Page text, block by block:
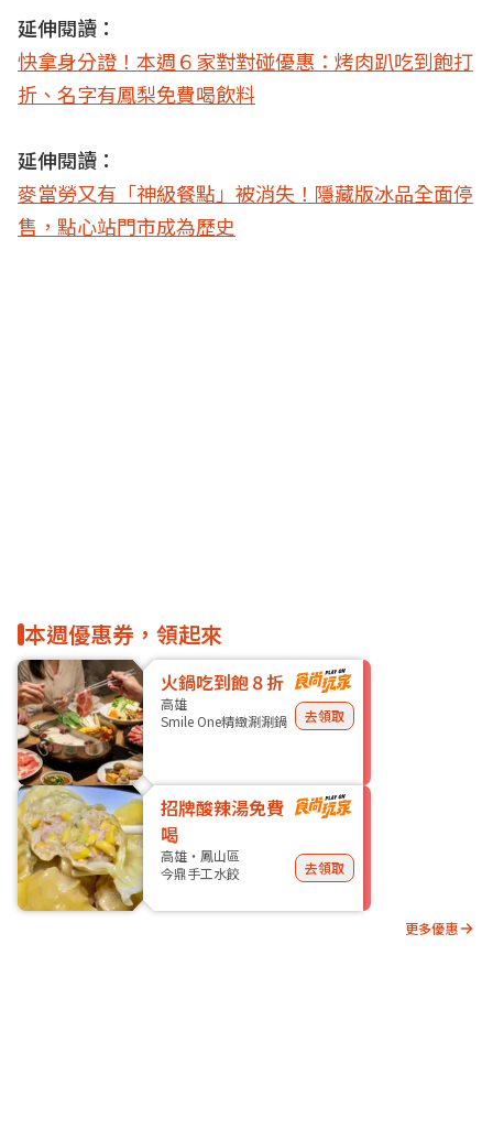
延伸閱讀：
快拿身分證！本週６家對對碰優惠：烤肉趴吃到飽打
折、名字有鳳梨免費喝飲料
延伸閱讀：
麥當勞又有「神級餐點」被消失！隱藏版冰品全面停
售，點心站門市成為歷史
本週優惠券，領起來
火鍋吃到飽８折
高雄
Smile One精緻涮涮鍋
去領取
招牌酸辣湯免費
喝
高雄・鳳山區
今鼎手工水餃
去領取
更多優惠